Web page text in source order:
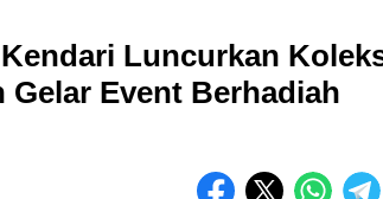
Luncurkan
Event Berhadiah